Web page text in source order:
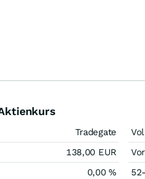
Tradegate
138,00 EUR
0,00%